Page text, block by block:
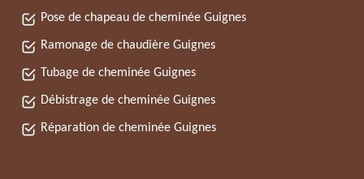
Pose de chapeau de cheminée Guignes
Ramonage de chaudière Guignes
Tubage de cheminée Guignes
Débistrage de cheminée Guignes
Réparation de cheminée Guignes